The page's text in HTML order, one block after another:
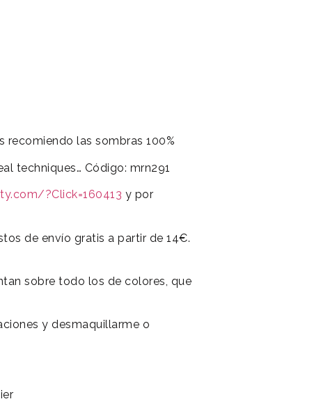
recomiendo las sombras 100%
techniques… Código: mrn291
?Click=160413 y por
de envío gratis a partir de 14€.
sobre todo los de colores, que
y desmaquillarme o